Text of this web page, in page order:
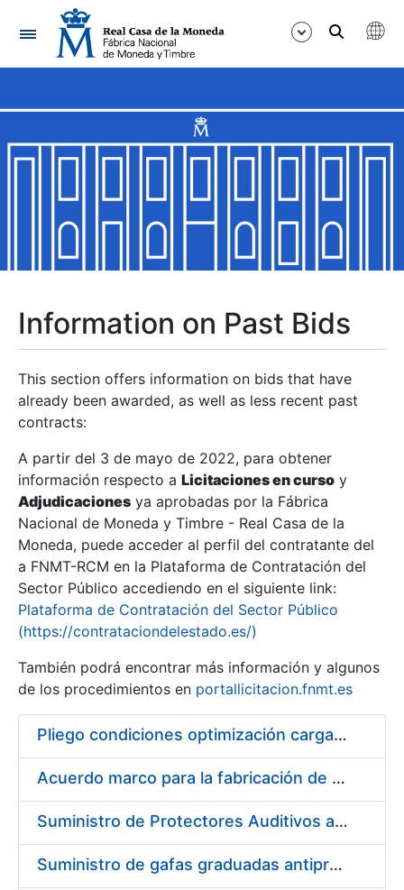
Navigation
Show/Hide
Show/Hide
Show/Hide
Show/Hide
Show/Hide
Show/Hide
Information on Past Bids
This section offers information on bids that have
already been awarded, as well as less recent past
contracts:
A partir del 3 de mayo de 2022, para obtener
información respecto a Licitaciones en curso y
Adjudicaciones ya aprobadas por la Fábrica
Nacional de Moneda y Timbre - Real Casa de la
Moneda, puede acceder al perfil del contratante del
a FNMT-RCM en la Plataforma de Contratación del
Sector Público accediendo en el siguiente link:
Plataforma de Contratación del Sector Público
(https://contrataciondelestado.es/)
También podrá encontrar más información y algunos
de los procedimientos en portallicitacion.fnmt.es
Pliego condiciones optimización cargas compras firmado
Acuerdo marco para la fabricación de piezas
Suministro de Protectores Auditivos a medida para las personas trabajadoras de los Centros de Trabajo de Madrid y Burgos
Suministro de gafas graduadas antiproyecciones para los trabajadores de la FNMT-RCM en los centros de trabajo de Madrid y Burgos